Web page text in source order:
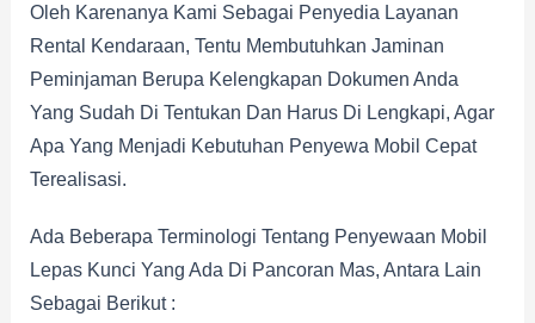
Oleh Karenanya Kami Sebagai Penyedia Layanan
Rental Kendaraan, Tentu Membutuhkan Jaminan
Peminjaman Berupa Kelengkapan Dokumen Anda
Yang Sudah Di Tentukan Dan Harus Di Lengkapi, Agar
Apa Yang Menjadi Kebutuhan Penyewa Mobil Cepat
Terealisasi.
Ada Beberapa Terminologi Tentang Penyewaan Mobil
Lepas Kunci Yang Ada Di Pancoran Mas, Antara Lain
Sebagai Berikut :